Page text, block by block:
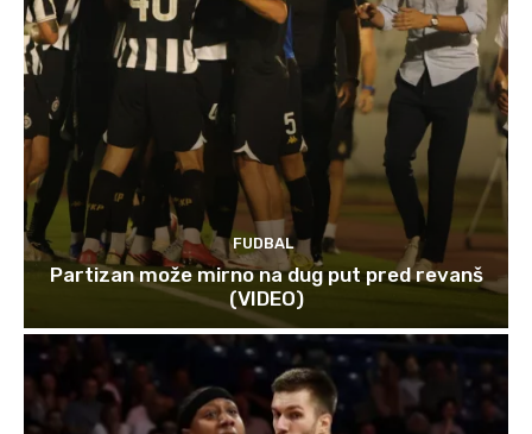
FUDBAL
Partizan može mirno na dug put pred revanš
(VIDEO)